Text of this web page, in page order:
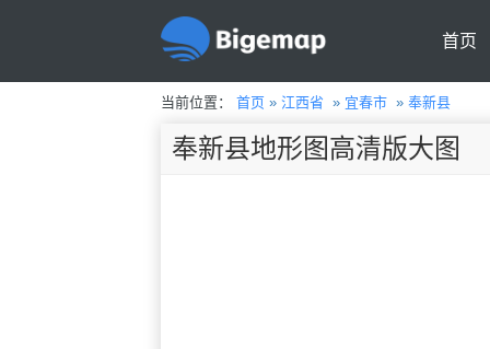
首页
当前位置： 首页» 江西省 » 宜春市» 奉新县
奉新县地形图高清版大图